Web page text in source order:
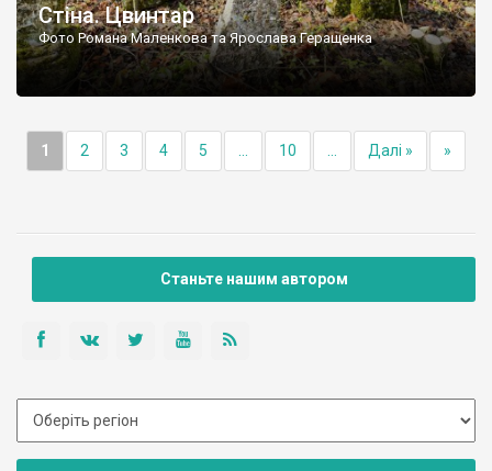
Стіна. Цвинтар
Фото Романа Маленкова та Ярослава Геращенка
1 2 3 4 5 10 Далі » »
Станьте нашим автором